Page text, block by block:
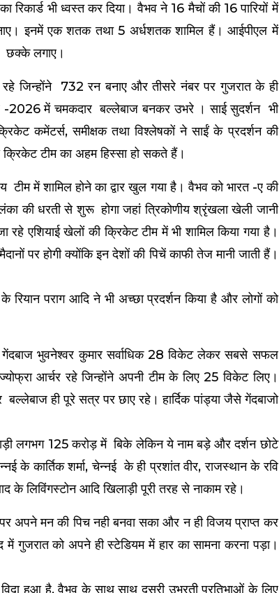
भी ध्वस्त कर दिया। वैभव ने 16 मैचों की 16 पारियों में
इनमें एक शतक तथा 5 अर्धशतक शामिल हैं। आईपीएल में
छक्के लगाए।
जिन्होंने 732 रन बनाए और तीसरे नंबर पर गुजरात के ही
-2026 में चमकदार बल्लेबाज बनकर उभरे । साई सुदर्शन भी
कमेंटर्स, समीक्षक तथा विश्लेषकों ने साईं के प्रदर्शन की
टीम का अहम हिस्सा हो सकते हैं।
टीम में शामिल होने का द्वार खुल गया है। वैभव को भारत -ए की
की धरती से शुरू होगा जहां त्रिकोणीय श्रृंखला खेली जानी
एशियाई खेलों की क्रिकेट टीम में भी शामिल किया गया है।
पर होगी क्योंकि इन देशों की पिचें काफी तेज मानी जाती हैं।
पराग आदि ने भी अच्छा प्रदर्शन किया है और लोगों को
भुवनेश्वर कुमार सर्वाधिक 28 विकेट लेकर सबसे सफल
आर्चर रहे जिन्होंने अपनी टीम के लिए 25 विकेट लिए।
ही पूरे सत्र पर छाए रहे। हार्दिक पांड्या जैसे गेंदबाजो
लगभग 125 करोड़ में बिके लेकिन ये नाम बड़े और दर्शन छोटे
कार्तिक शर्मा, चेन्नई के ही प्रशांत वीर, राजस्थान के रवि
के लिविंगस्टोन आदि खिलाड़ी पूरी तरह से नाकाम रहे।
अपने मन की पिच नही बनवा सका और न ही विजय प्राप्त कर
गुजरात को अपने ही स्टेडियम में हार का सामना करना पड़ा।
हुआ है, वैभव के साथ साथ दूसरी उभरती प्रतिभाओं के लिए